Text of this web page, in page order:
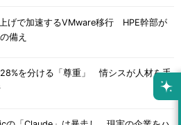
げで加速するVMware移行 HPE幹部が
備え
を分ける「尊重」 情シスが人材を手